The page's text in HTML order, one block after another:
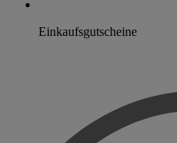
Einkaufsgutscheine